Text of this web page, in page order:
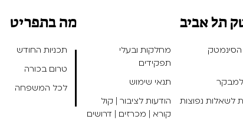
תל אביב
הסינמטק
מחלקות ובעלי
תפקידים
תנאי שימוש
לשאלות נפוצות
הודעות לציבור | קול
קורא | מכרזים | דרושים
מה בתפריט
תכניות החודש
טרום בכורה
לכל המשפחה